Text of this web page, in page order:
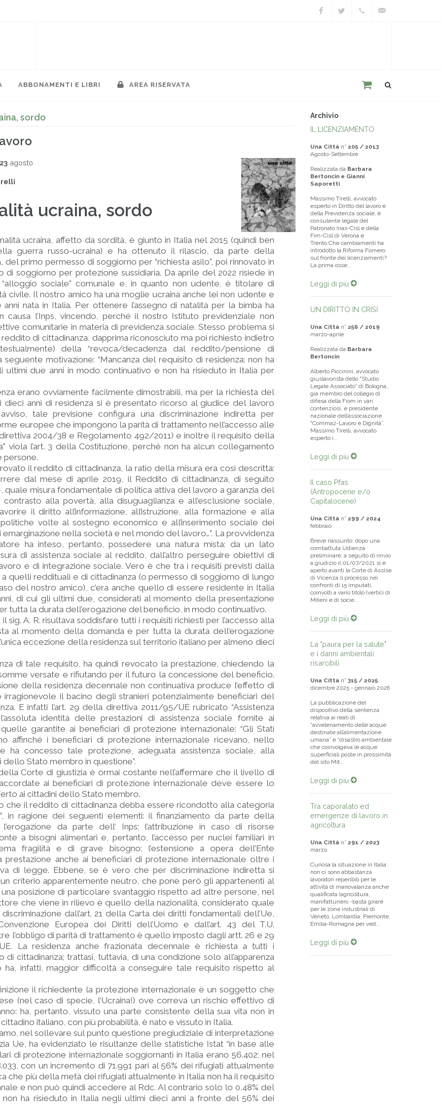
ABBONAMENTI E LIBRI AREA RISERVATA
sordo
agosto
ucraina, sordo
ucraina, affetto da sordità, è giunto in Italia nel 2015 (quindi ben
guerra russo-ucraina) e ha ottenuto il rilascio, da parte della
del primo permesso di soggiorno per “richiesta asilo”, poi rinnovato in
di soggiorno per protezione sussidiaria. Da aprile del 2022 risiede in
sociale” comunale e, in quanto non udente, è titolare di
civile. Il nostro amico ha una moglie ucraina anche lei non udente e
nata in Italia. Per ottenere l’assegno di natalità per la bimba ha
causa l’Inps, vincendo, perché il nostro Istituto previdenziale non
comunitarie in materia di previdenza sociale. Stesso problema si
di cittadinanza, dapprima riconosciuto ma poi richiesto indietro
della “revoca/decadenza dal reddito/pensione di
seguente motivazione: “Mancanza del requisito di residenza: non ha
ultimi due anni in modo continuativo e non ha risieduto in Italia per
erano ovviamente facilmente dimostrabili, ma per la richiesta del
dieci anni di residenza si è presentato ricorso al giudice del lavoro
tale previsione configura una discriminazione indiretta per
europee che impongono la parità di trattamento nell’accesso alle
2004/38 e Regolamento 492/2011) e inoltre il requisito della
viola l’art. 3 della Costituzione, perché non ha alcun collegamento
persone.
il reddito di cittadinanza, la ratio della misura era così descritta:
dal mese di aprile 2019, il Reddito di cittadinanza, di seguito
quale misura fondamentale di politica attiva del lavoro a garanzia del
alla povertà, alla disuguaglianza e all’esclusione sociale,
il diritto all’informazione, all’istruzione, alla formazione e alla
volte al sostegno economico e all’inserimento sociale dei
nella società e nel mondo del lavoro…”. La provvidenza
ha inteso, pertanto, possedere una natura mista: da un lato
di assistenza sociale al reddito, dall’altro perseguire obiettivi di
e di integrazione sociale. Vero è che tra i requisiti previsti dalla
a quelli reddituali e di cittadinanza (o permesso di soggiorno di lungo
del nostro amico), c’era anche quello di essere residente in Italia
di cui gli ultimi due, considerati al momento della presentazione
tutta la durata dell’erogazione del beneficio, in modo continuativo.
sig. A. R. risultava soddisfare tutti i requisiti richiesti per l’accesso alla
al momento della domanda e per tutta la durata dell’erogazione
eccezione della residenza sul territorio italiano per almeno dieci
di tale requisito, ha quindi revocato la prestazione, chiedendo la
versate e rifiutando per il futuro la concessione del beneficio.
della residenza decennale non continuativa produce l’effetto di
il bacino degli stranieri potenzialmente beneficiari del
E infatti l’art. 29 della direttiva 2011/95/UE rubricato “Assistenza
identità delle prestazioni di assistenza sociale fornite ai
garantite ai beneficiari di protezione internazionale: “Gli Stati
affinché i beneficiari di protezione internazionale ricevano, nello
ha concesso tale protezione, adeguata assistenza sociale, alla
Stato membro in questione”.
Corte di giustizia è ormai costante nell’affermare che il livello di
ai beneficiari di protezione internazionale deve essere lo
ai cittadini dello Stato membro.
che il reddito di cittadinanza debba essere ricondotto alla categoria
in ragione dei seguenti elementi: il finanziamento da parte della
da parte dell’ Inps; l’attribuzione in caso di risorse
a bisogni alimentari e, pertanto, l’accesso per nuclei familiari in
fragilità e di grave bisogno; l’estensione a opera dell’Ente
prestazione anche ai beneficiari di protezione internazionale oltre i
di legge. Ebbene, se è vero che per discriminazione indiretta si
un criterio apparentemente neutro, che pone però gli appartenenti al
posizione di particolare svantaggio rispetto ad altre persone, nel
che viene in rilievo è quello della nazionalità, considerato quale
dall’art. 21 della Carta dei diritti fondamentali dell’Ue,
Europea dei Diritti dell’Uomo e dall’art. 43 del T.U.
l’obbligo di parità di trattamento è quello imposto dagli artt. 26 e 29
La residenza anche frazionata decennale è richiesta a tutti i
di cittadinanza; trattasi, tuttavia, di una condizione solo all’apparenza
ha, infatti, maggior difficoltà a conseguire tale requisito rispetto al
il richiedente la protezione internazionale è un soggetto che
(nel caso di specie, l’Ucraina!) ove correva un rischio effettivo di
ha, pertanto, vissuto una parte consistente della sua vita non in
italiano, con più probabilità, è nato e vissuto in Italia.
nel sollevare sul punto questione pregiudiziale di interpretazione
Ue, ha evidenziato le risultanze delle statistiche Istat “in base alle
di protezione internazionale soggiornanti in Italia erano 56.402; nel
con un incremento di 71.991 pari al 56% dei rifugiati attualmente
che più della metà dei rifugiati attualmente in Italia non ha il requisito
e non può quindi accedere al Rdc. Al contrario solo lo 0,48% del
ha risieduto in Italia negli ultimi dieci anni a fronte del 56% dei
Archivio
IL LICENZIAMENTO
Una Città n° 205 / 2013
Agosto-Settembre
Realizzata da Barbara
Bertoncin e Gianni
Saporetti
Massimo Tirelli, avvocato
esperto in Diritto del lavoro e
della Previdenza sociale, è
consulente legale del
Patronato Inas-Cisl e della
Fim-Cisl di Verona e
Trento.Che cambiamenti ha
introdotto la Riforma Fornero
sul fronte dei licenziamenti?
La prima osse...
Leggi di più
UN DIRITTO IN CRISI
Una Città n° 256 / 2019
marzo-aprile
Realizzata da Barbara
Bertoncin
Alberto Piccinini, avvocato
giuslavorista dello "Studio
Legale Associato” di Bologna,
già membro del collegio di
difesa della Fiom in vari
contenziosi, è presidente
nazionale dell’associazione
"Comma2-Lavoro è Dignità”.
Massimo Tirelli, avvocato
esperto i...
Leggi di più
Il caso Pfas
(Antropocene e/o
Capitalocene)
Una Città n° 299 / 2024
febbraio
Breve riassunto: dopo una
combattuta Udienza
preliminare, a seguito di rinvio
a giudizio il 01/07/2021 si è
aperto avanti la Corte di Assise
di Vicenza il processo nei
confronti di 15 imputati,
coinvolti a vario titolo (vertici di
Miteni e di socie...
Leggi di più
La "paura per la salute"
e i danni ambientali
risarcibili
Una Città n° 315 / 2025
dicembre 2025 - gennaio 2026
La pubblicazione del
dispositivo della sentenza
relativa ai reati di
“avvelenamento delle acque
destinate all’alimentazione
umana” e “disastro ambientale
che coinvolgeva le acque
superficiali poste in prossimità
del sito Mit...
Leggi di più
Tra caporalato ed
emergenze di lavoro in
agricoltura
Una Città n° 291 / 2023
marzo
Curiosa la situazione in Italia:
non ci sono abbastanza
lavoratori reperibili per le
attività di manovalanza anche
qualificata (agricoltura,
manifatturiero -basta girare
per le zone industriali di
Veneto, Lombardia, Piemonte,
Emilia-Romagna per ved...
Leggi di più